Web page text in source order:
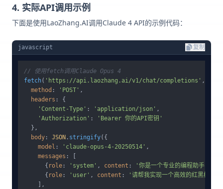
4. 实际API调用示例
下面是使用LaoZhang.AI调用Claude 4 API的示例代码：
javascript 复制
// 使用fetch调用Claude Opus 4
fetch( 'https://api.laozhang.ai/v1/chat/completions' , {
method : 'POST' ,
headers : {
'Content-Type' : 'application/json' ,
'Authorization' :
'Bearer 你的API密钥'
  },
body : JSON . stringify({
model : 'claude-opus-4-20250514' ,
messages : [
      {
role : 'system' , content :
'你是一个专业的编程助手，擅
      {
role : 'user' , content :
'请帮我实现一个高效的红黑树算
    ],